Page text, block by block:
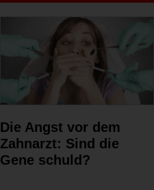
Die Angst vor dem
Zahnarzt: Sind die
Gene schuld?